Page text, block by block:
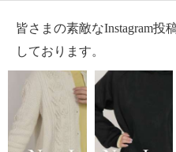
・タンブル乾燥：不可
・自然乾燥：日陰の吊り干し
・アイロン仕上げ：可（中
・ドライクリーニング：
・ウエットクリーニング：可
【メンテナンス（ケアラベ
・長時間照射による変退色
皆さまの素敵なInstagram投
しております。